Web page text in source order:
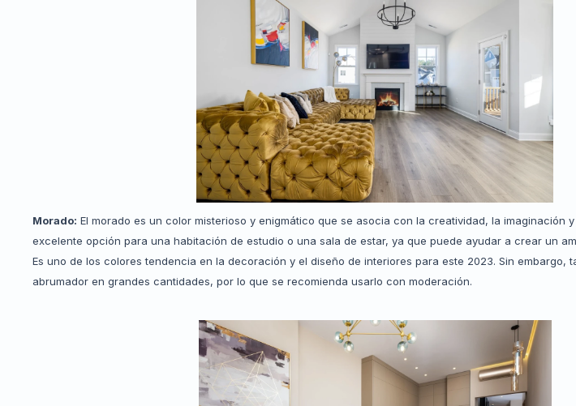
Morado: El morado es un color misterioso y enigmático que se asocia con la creatividad, la imaginación
excelente opción para una habitación de estudio o una sala de estar, ya que puede ayudar a crear un
Es uno de los colores tendencia en la decoración y el diseño de interiores para este 2023. Sin embargo,
abrumador en grandes cantidades, por lo que se recomienda usarlo con moderación.